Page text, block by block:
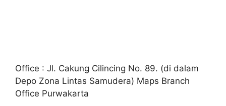
Office : Jl. Cakung Cilincing No. 89. (di dalam
Depo Zona Lintas Samudera) Maps Branch
Office Purwakarta